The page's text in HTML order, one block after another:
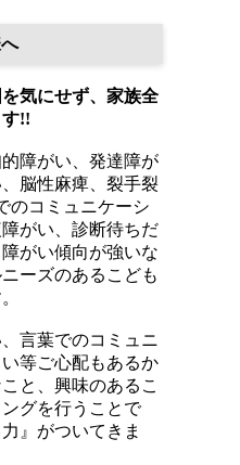
気にせず、家族全
!!
障がい、発達障が
脳性麻痺、裂手裂
のコミュニケーシ
がい、診断待ちだ
がい傾向が強いな
ーズのあるこども
言葉でのコミュニ
等ご心配もあるか
と、興味のあるこ
グを行うことで
』がついてきま